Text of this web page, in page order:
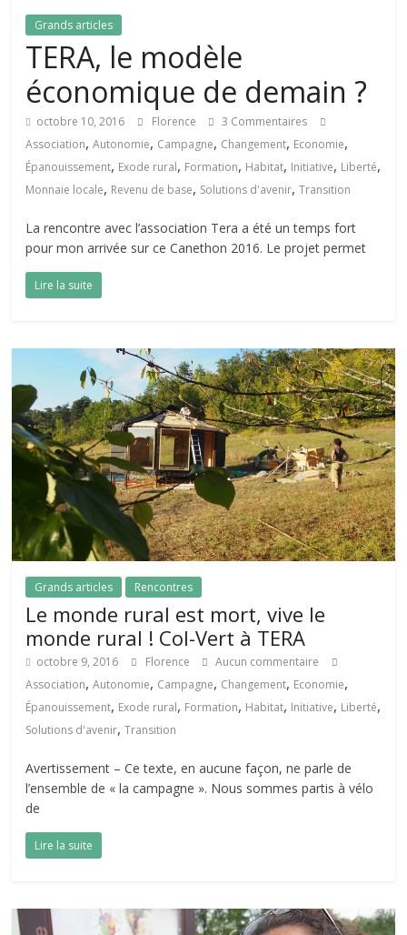
Grands articles
TERA, le modèle
économique de demain ?
octobre 10, 2016 Florence
3 Commentaires
Association,Autonomie, Campagne, Changement, Economie,
Épanouissement, Exode rural, Formation, Habitat, Initiative, Liberté,
Monnaie locale, Revenu de base, Solutions d'avenir,Transition
La rencontre avec l’association Tera a été un temps fort
pour mon arrivée sur ce Canethon 2016. Le projet permet
Lire la suite
Grands articles Rencontres
Le monde rural est mort, vive le
monde rural ! Col-Vert à TERA
octobre 9, 2016 Florence
Aucun commentaire
Association,Autonomie, Campagne, Changement, Economie,
Épanouissement, Exode rural, Formation, Habitat, Initiative, Liberté,
Solutions d'avenir,Transition
Avertissement – Ce texte, en aucune façon, ne parle de
l’ensemble de « la campagne ». Nous sommes partis à vélo
de
Lire la suite